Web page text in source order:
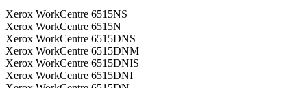
Xerox WorkCentre 6515NS
Xerox WorkCentre 6515N
Xerox WorkCentre 6515DNS
Xerox WorkCentre 6515DNM
Xerox WorkCentre 6515DNIS
Xerox WorkCentre 6515DNI